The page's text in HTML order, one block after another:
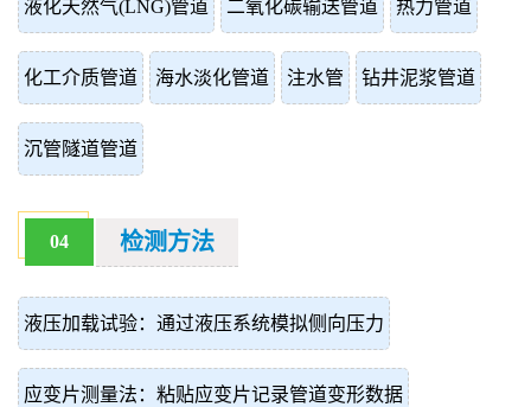
液化天然气(LNG)管道 二氧化碳输送管道 热力管道
化工介质管道 海水淡化管道 注水管 钻井泥浆管道
沉管隧道管道
04 检测方法
液压加载试验：通过液压系统模拟侧向压力
应变片测量法：粘贴应变片记录管道变形数据